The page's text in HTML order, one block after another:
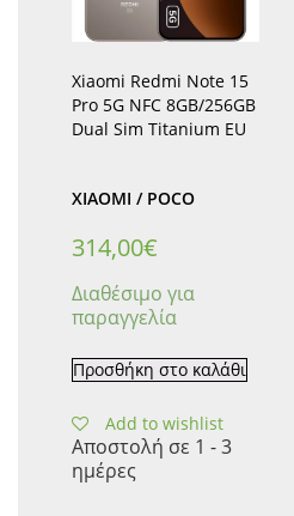
Xiaomi Redmi Note 15
Pro 5G NFC 8GB/256GB
Dual Sim Titanium EU
XIAOMI / POCO
314,00€
Διαθέσιμο για
παραγγελία
Προσθήκη στο καλάθι
Add to wishlist
Αποστολή σε 1 - 3
ημέρες